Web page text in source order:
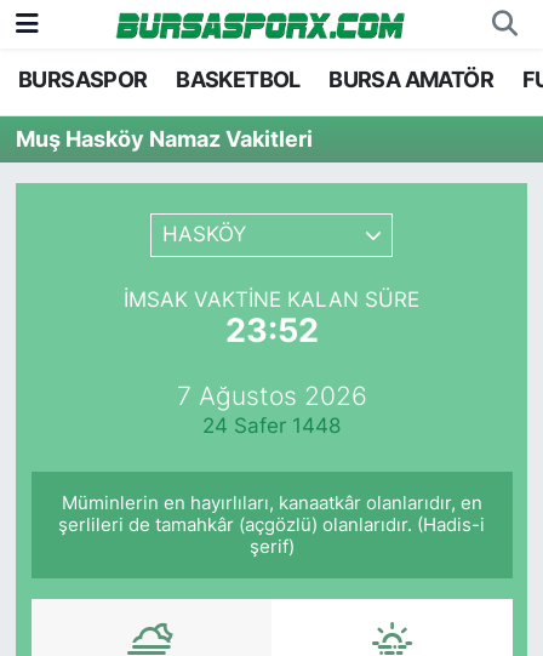
BURSASPOR BASKETBOL BURSA AMATÖR
Muş Hasköy Namaz Vakitleri
HASKÖY
İMSAK VAKTINE KALAN SÜRE
23:52
7 Ağustos 2026
24 Safer 1448
Müminlerin en hayırlıları, kanaatkâr olanlarıdır, en
şerlileri de tamahkâr (açgözlü) olanlarıdır. (Hadis-i
şerif)
Bursaspor
Futbol
Basketbol
Bursa Nöbetçi Eczaneler
Bursa Hava Durumu
Bursa Namaz Vakitleri
TFF 1.Lig Puan Durumu ve Fikstür
Tüm Manşetler
Haber Arşivi